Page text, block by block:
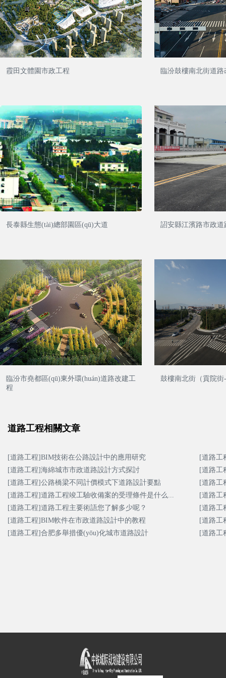
企業(yè)概況
新聞中心
服務領域
招聘信息
霞田文體園市政工程 臨汾鼓樓南北街道路
長泰縣生態(tài)總部園區(qū)大道 詔安縣江濱路市政
臨汾市堯都區(qū)東外環(huán)道路改建工
程
鼓樓南北街（貢院
道路工程相關文章
[道路工程]BIM技術在公路設計中的應用研究
[道路工
[道路工程]海綿城市市政道路設計方式探討
[道路工
[道路工程]公路橋梁不同計價模式下道路設計要點
[道路工
[道路工程]道路工程竣工驗收備案的受理條件是什么...
[道路工
[道路工程]道路工程主要術語您了解多少呢？
[道路工
[道路工程]BIM軟件在市政道路設計中的教程
[道路工
[道路工程]合肥多舉措優(yōu)化城市道路設計
[道路工